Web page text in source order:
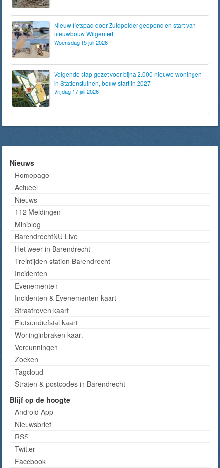
Nieuw fietspad door Zuidpolder geopend en start van
nieuwbouw Wilgen erf
Woensdag 15 juli 2026
Volgende stap gezet voor bijna 2.000 nieuwe woningen
in Stationstuinen, bouw start in 2027
Vrijdag 17 juli 2026
Nieuws
Homepage
Actueel
Nieuws
112 Meldingen
Miniblog
BarendrechtNU Live
Het weer in Barendrecht
Treintijden station Barendrecht
Incidenten
Evenementen
Incidenten & Evenementen kaart
Straatroven kaart
Fietsendiefstal kaart
Woninginbraken kaart
Vergunningen
Zoeken
Tagcloud
Straten & postcodes in Barendrecht
Blijf op de hoogte
Android App
Nieuwsbrief
RSS
Twitter
Facebook